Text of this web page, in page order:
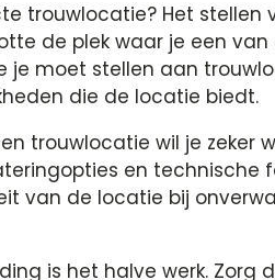
trouwlocatie? Het
de plek waar je een
je moet stellen aan
die de locatie biedt.​
trouwlocatie wil je zeker
en
van de locatie bij
is het halve werk.​